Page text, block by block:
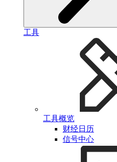
工具
工具概览
财经日历
信号中心